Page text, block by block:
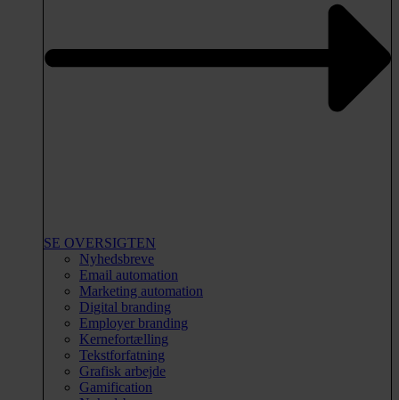
SE OVERSIGTEN
Nyhedsbreve
Email automation
Marketing automation
Digital branding
Employer branding
Kernefortælling
Tekstforfatning
Grafisk arbejde
Gamification